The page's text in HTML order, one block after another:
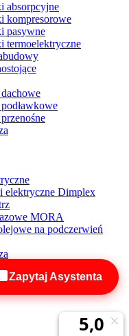
absorpcyjne
kompresorowe
pasywne
termoelektryczne
elektryczne Dimplex
MORA
na podczerwień
Zapytaj Asystenta